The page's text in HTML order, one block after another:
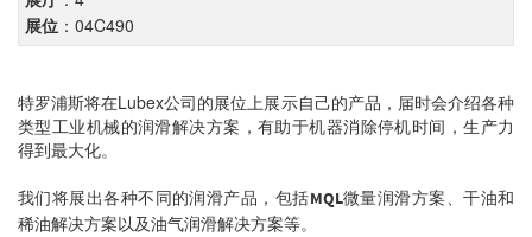
展位 ：04C490
特罗浦斯将在Lubex公司的展位上展示自己的产品，届时会介绍各种
类型工业机械的润滑解决方案，有助于机器消除停机时间，生产力
得到最大化。
我们将展出各种不同的润滑产品，包括MQL微量润滑方案、干油和
稀油解决方案以及油气润滑解决方案等。